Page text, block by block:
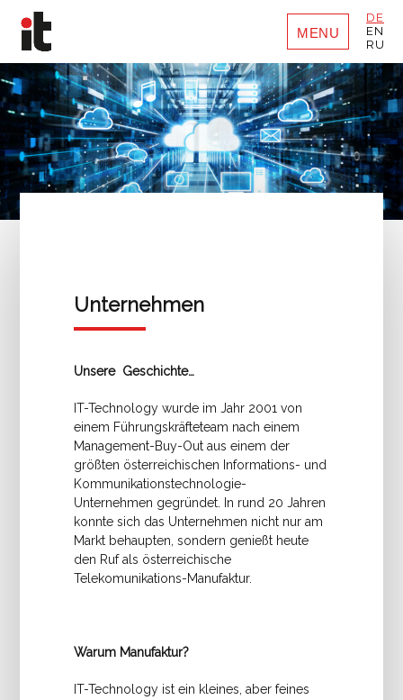
MENU
DE
EN
RU
Unternehmen
Unsere Geschichte…
IT-Technology wurde im Jahr 2001 von
einem Führungskräfteteam nach einem
Management-Buy-Out aus einem der
größten österreichischen Informations- und
Kommunikationstechnologie-
Unternehmen gegründet. In rund 20 Jahren
konnte sich das Unternehmen nicht nur am
Markt behaupten, sondern genießt heute
den Ruf als österreichische
Telekomunikations-Manufaktur.
Warum Manufaktur?
IT-Technology ist ein kleines, aber feines